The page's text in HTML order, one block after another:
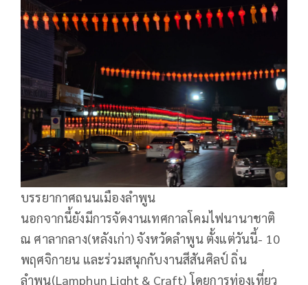
บรรยากาศถนนเมืองลำพูน
นอกจากนี้ยังมีการจัดงานเทศกาลโคมไฟนานาชาติ
ณ ศาลากลาง(หลังเก่า) จังหวัดลำพูน ตั้งแต่วันนี้- 10
พฤศจิกายน และร่วมสนุกกับงานสีสันศิลป์ ถิ่น
ลำพูน(Lamphun Light & Craft) โดยการท่องเที่ยว